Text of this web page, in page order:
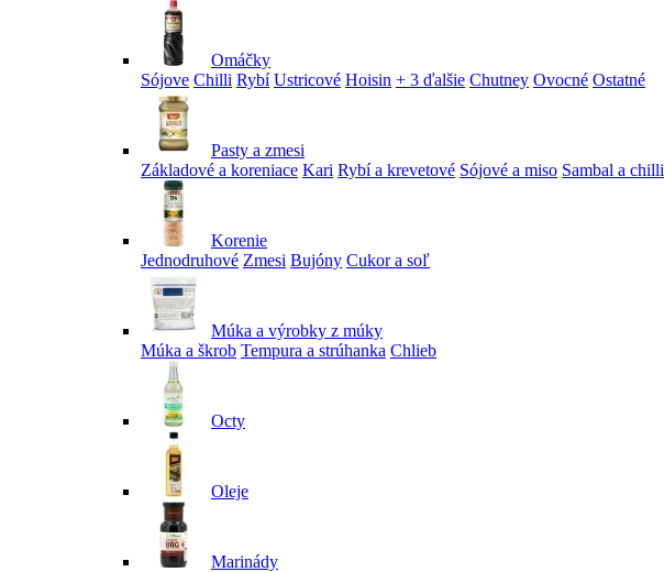
Omáčky
Sójove Chilli Rybí Ustricové Hoisin + 3 ďalšie Chutney Ovocné Ostatné
Pasty a zmesi
Základové a koreniace Kari Rybí a krevetové Sójové a miso Sambal a chilli
Korenie
Jednodruhové Zmesi Bujóny Cukor a soľ
Múka a výrobky z múky
Múka a škrob Tempura a strúhanka Chlieb
Octy
Oleje
Marinády